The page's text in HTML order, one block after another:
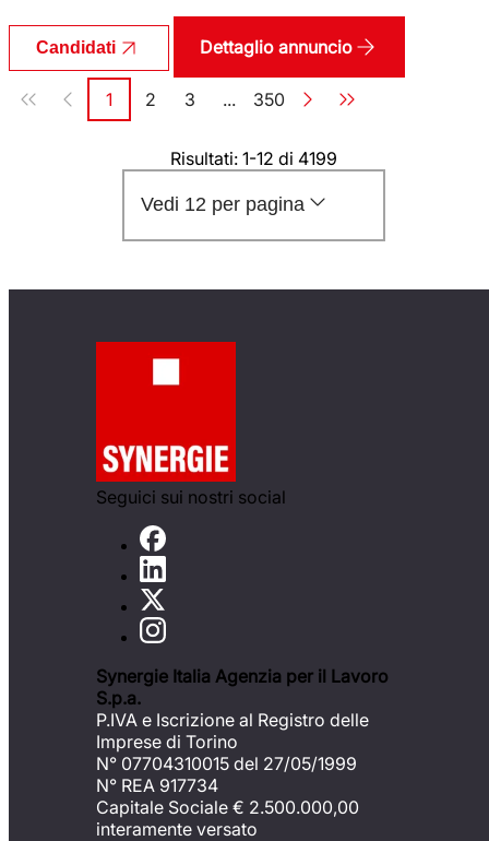
Candidati Dettaglio annuncio
Paginazione
Pagina
1 Pagina
2 Pagina
3 ... Pagina
350
Risultati: 1-12 di 4199
Vedi 12 per pagina
Seguici sui nostri social
Synergie Italia Agenzia per il Lavoro
S.p.a.
P.IVA e Iscrizione al Registro delle
Imprese di Torino
N° 07704310015 del 27/05/1999
N° REA 917734
Capitale Sociale € 2.500.000,00
interamente versato